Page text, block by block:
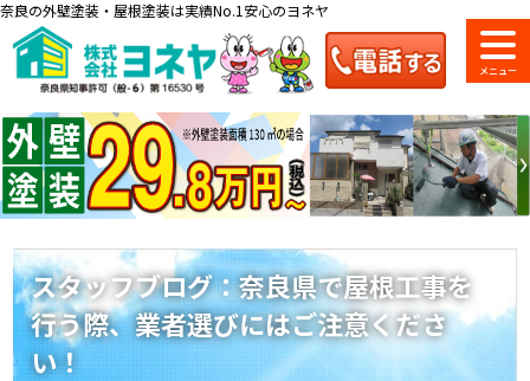
奈良の外壁塗装・屋根塗装は実績No.1安心のヨネヤ
料金一覧 会社案内 ショールーム
のご紹介
来店予約 お問い合わせ
お見積り お電話
スタッフブログ：奈良県で屋根工事を
行う際、業者選びにはご注意くださ
い！